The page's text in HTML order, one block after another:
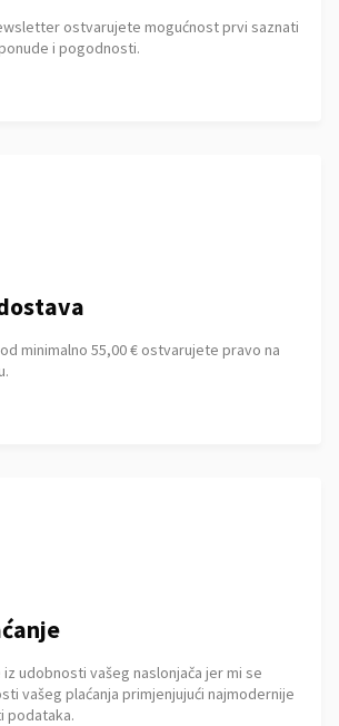
ostvarujete mogućnost prvi saznati
i pogodnosti.
minimalno 55,00 € ostvarujete pravo na
udobnosti vašeg naslonjača jer mi se
vašeg plaćanja primjenjujući najmodernije
podataka.